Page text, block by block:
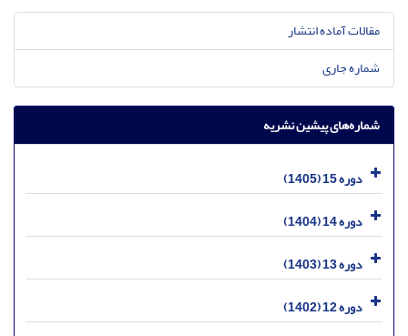
مقالات آماده انتشار
شماره جاری
شماره‌های پیشین نشریه
دوره 15 (1405)
دوره 14 (1404)
دوره 13 (1403)
دوره 12 (1402)